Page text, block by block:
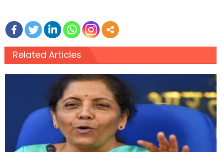
Related Articles